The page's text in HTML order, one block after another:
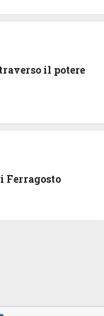
il potere
Ferragosto